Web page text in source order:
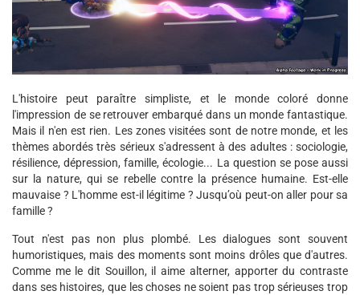
L'histoire peut paraître simpliste, et le monde coloré donne
l'impression de se retrouver embarqué dans un monde fantastique.
Mais il n'en est rien. Les zones visitées sont de notre monde, et les
thèmes abordés très sérieux s'adressent à des adultes : sociologie,
résilience, dépression, famille, écologie... La question se pose aussi
sur la nature, qui se rebelle contre la présence humaine. Est-elle
mauvaise ? L'homme est-il légitime ? Jusqu’où peut-on aller pour sa
famille ?
Tout n'est pas non plus plombé. Les dialogues sont souvent
humoristiques, mais des moments sont moins drôles que d'autres.
Comme me le dit Souillon, il aime alterner, apporter du contraste
dans ses histoires, que les choses ne soient pas trop sérieuses trop